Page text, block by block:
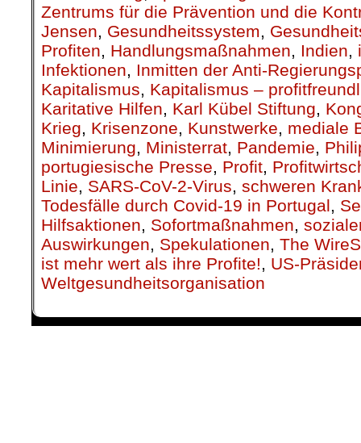
Zentrums für die Prävention und die
Jensen, Gesundheitssystem,
Profiten, Handlungsmaßnahmen, Indien,
Infektionen, Inmitten der Anti-
Kapitalismus, Kapitalismus –
Karitative Hilfen, Karl Kübel Stiftung,
Krieg, Krisenzone, Kunstwerke, mediale
Minimierung, Ministerrat, Pandemie,
portugiesische Presse, Profit,
Linie, SARS-CoV-2-Virus, schweren
Todesfälle durch Covid-19 in Portugal,
Hilfsaktionen, Sofortmaßnahmen,
Auswirkungen, Spekulationen, The
ist mehr wert als ihre Profite!, US-
Weltgesundheitsorganisation